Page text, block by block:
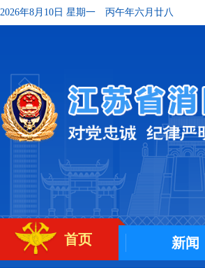
2026年8月10日 星期一 丙午年六月廿八
首页 新闻